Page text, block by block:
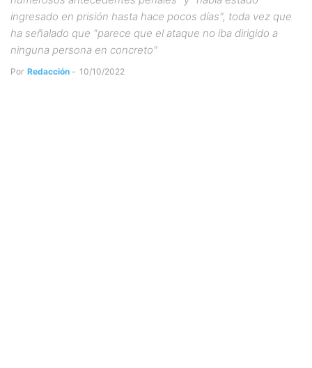
ingresado en prisión hasta hace pocos días", toda vez que
ha señalado que "parece que el ataque no iba dirigido a
ninguna persona en concreto"
Por Redacción - 10/10/2022